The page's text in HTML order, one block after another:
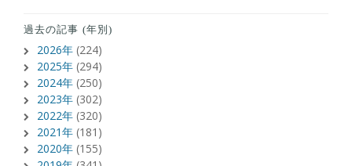
過去の記事 (年別)
2026年 (224)
2025年 (294)
2024年 (250)
2023年 (302)
2022年 (320)
2021年 (181)
2020年 (155)